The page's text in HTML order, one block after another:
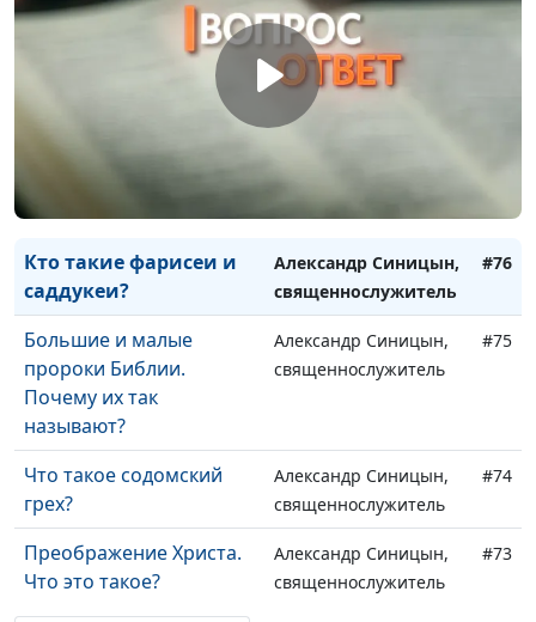
Кто такие фарисеи и
саддукеи?
Александр Синицын,
священнослужитель
#76
Большие и малые
пророки Библии.
Почему их так
называют?
Александр Синицын,
священнослужитель
#75
Что такое содомский
грех?
Александр Синицын,
священнослужитель
#74
Преображение Христа.
Что это такое?
Александр Синицын,
священнослужитель
#73